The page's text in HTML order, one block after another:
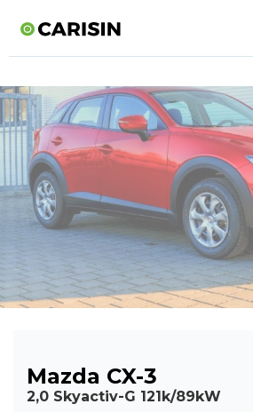
Mazda CX-3
2,0 Skyactiv-G 121k/89kW